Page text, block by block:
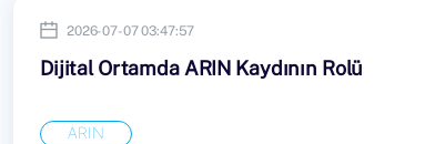
2026-07-07 03:47:57
Dijital Ortamda ARIN Kaydının Rolü
ARIN